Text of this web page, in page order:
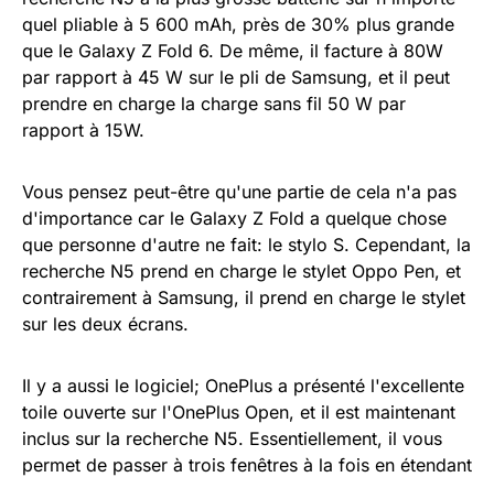
quel pliable à 5 600 mAh, près de 30% plus grande
que le Galaxy Z Fold 6. De même, il facture à 80W
par rapport à 45 W sur le pli de Samsung, et il peut
prendre en charge la charge sans fil 50 W par
rapport à 15W.
Vous pensez peut-être qu'une partie de cela n'a pas
d'importance car le Galaxy Z Fold a quelque chose
que personne d'autre ne fait: le stylo S. Cependant, la
recherche N5 prend en charge le stylet Oppo Pen, et
contrairement à Samsung, il prend en charge le stylet
sur les deux écrans.
Il y a aussi le logiciel; OnePlus a présenté l'excellente
toile ouverte sur l'OnePlus Open, et il est maintenant
inclus sur la recherche N5. Essentiellement, il vous
permet de passer à trois fenêtres à la fois en étendant